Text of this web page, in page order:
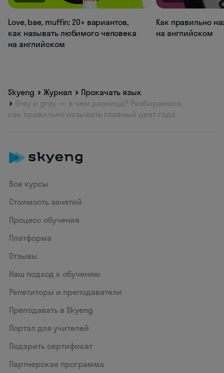
Love, bae, muffin: 20+ вариантов,
как называть любимого человека
на английском
Как правильно
на английском
Skyeng Журнал
Прокачать язык
Grey и gray — в чем разница? Разбираемся,
как правильно называть главный цвет года
Все курсы
Стоимость занятий
Процесс обучения
Платформа
Отзывы
Наш подход к обучению
Репетиторы и преподаватели
Преподавать в Skyeng
Портал для учителей
Подарить сертификат
Партнерская программа